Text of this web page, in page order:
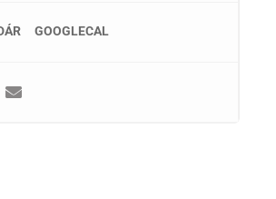
GOOGLECAL